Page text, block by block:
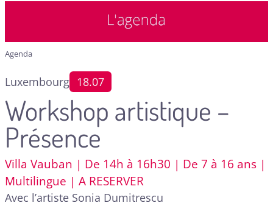
Agenda
Luxembourg 18.07
Workshop artistique –
Présence
Villa Vauban | De 14h à 16h30 | De 7 à 16 ans |
Multilingue | A RESERVER
Avec l’artiste Sonia Dumitrescu